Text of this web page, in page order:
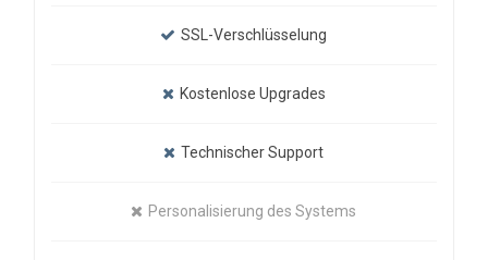
SSL-Verschlüsselung
Kostenlose Upgrades
Technischer Support
Personalisierung des Systems